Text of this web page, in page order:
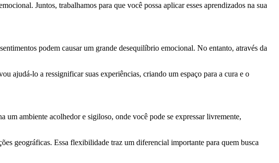
Juntos, trabalhamos para que você possa aplicar esses aprendizados na sua
podem causar um grande desequilíbrio emocional. No entanto, através da
ajudá-lo a ressignificar suas experiências, criando um espaço para a cura e o
ambiente acolhedor e sigiloso, onde você pode se expressar livremente,
geográficas. Essa flexibilidade traz um diferencial importante para quem busca